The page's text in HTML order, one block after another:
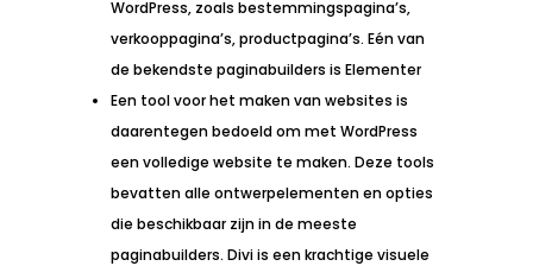
WordPress, zoals bestemmingspagina’s,
verkooppagina’s, productpagina’s. Eén van
de bekendste paginabuilders is Elementer
Een tool voor het maken van websites is
daarentegen bedoeld om met WordPress
een volledige website te maken. Deze tools
bevatten alle ontwerpelementen en opties
die beschikbaar zijn in de meeste
paginabuilders. Divi is een krachtige visuele